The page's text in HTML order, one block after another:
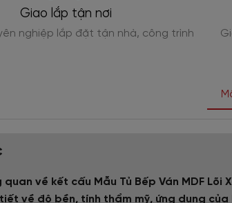
Giao lắp tận nơi
nghiệp lắp đặt tận nhà, công trình
quan về kết cấu Mẫu Tủ Bếp Ván MDF
về độ bền, tính thẩm mỹ, ứng dụng của